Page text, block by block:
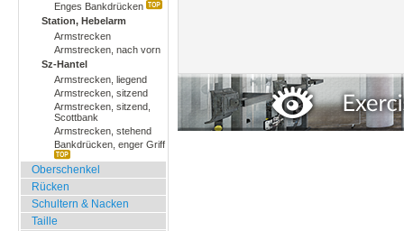
Enges Bankdrücken
Station, Hebelarm
Armstrecken
Armstrecken, nach vorn
Sz-Hantel
Armstrecken, liegend
Armstrecken, sitzend
Armstrecken, sitzend,
Scottbank
Armstrecken, stehend
Bankdrücken, enger Griff
Oberschenkel
Rücken
Schultern & Nacken
Taille